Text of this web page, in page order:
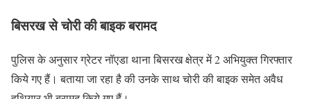
बिसरख से चोरी की बाइक बरामद
पुलिस के अनुसार ग्रेटर नॉएडा थाना बिसरख क्षेत्र में 2 अभियुक्त गिरफ्तार
किये गए हैं। बताया जा रहा है की उनके साथ चोरी की बाइक समेत अवैध